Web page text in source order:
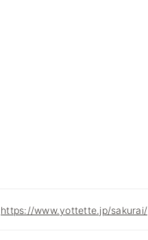
https://www.yottette.jp/sakurai/